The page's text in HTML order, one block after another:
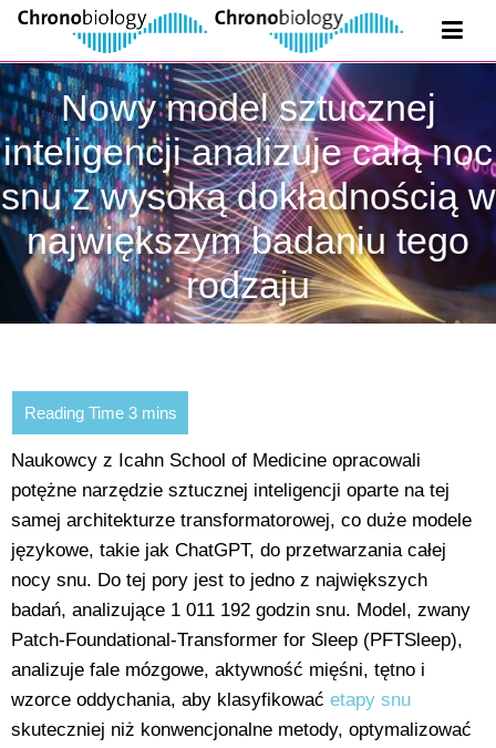
Nowy model sztucznej
inteligencji analizuje całą noc
snu z wysoką dokładnością w
największym badaniu tego
rodzaju
Naukowcy z Icahn School of Medicine opracowali
potężne narzędzie sztucznej inteligencji oparte na tej
samej architekturze transformatorowej, co duże modele
językowe, takie jak ChatGPT, do przetwarzania całej
nocy snu. Do tej pory jest to jedno z największych
badań, analizujące 1 011 192 godzin snu. Model, zwany
Patch-Foundational-Transformer for Sleep (PFTSleep),
analizuje fale mózgowe, aktywność mięśni, tętno i
wzorce oddychania, aby klasyfikować etapy snu
skuteczniej niż konwencjonalne metody, optymalizować